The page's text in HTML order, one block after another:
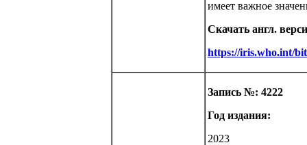
имеет важное
Скачать англ.
https://iris.who.int/
Запись №: 4222
Год издания:
2023